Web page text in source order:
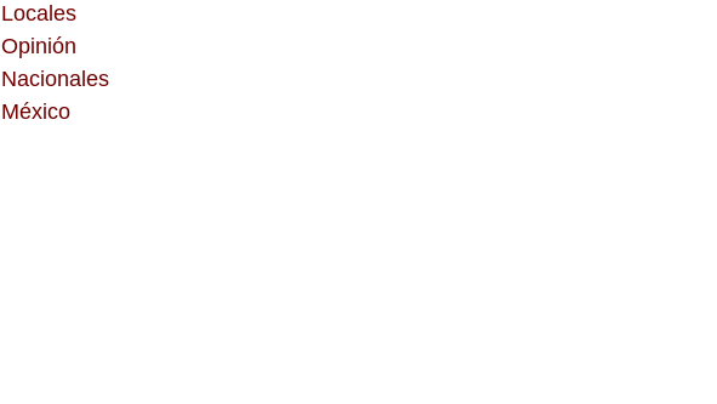
Locales
Opinión
Nacionales
México